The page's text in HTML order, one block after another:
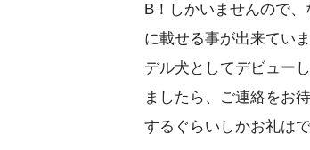
B！しかいませんので
に載せる事が出来てい
デル犬としてデビュー
ましたら、ご連絡をお
するぐらいしかお礼は